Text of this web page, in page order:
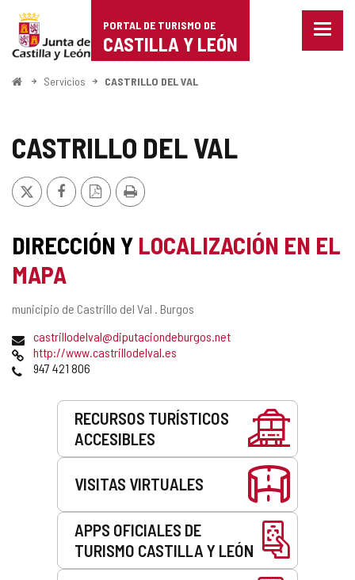
Portal
de
Turismo
Castilla
León
PORTAL DE TURISMO DE
CASTILLA Y LEÓN
Menu
InicioServicios CASTRILLO DEL VAL
CASTRILLO DEL VAL
X FacebookVersión
PDF
Imprimir
DIRECCIÓN Y LOCALIZACIÓN EN EL
MAPA
Dirección
municipio de Castrillo del Val . Burgos
Dirección
de
correo
castrillodelval@diputaciondeburgos.net
Página
Web
http://www.castrillodelval.es
Teléfonos
947 421 806
RECURSOS TURÍSTICOS
ACCESIBLES
VISITAS VIRTUALES
APPS OFICIALES DE
TURISMO CASTILLA Y LEÓN